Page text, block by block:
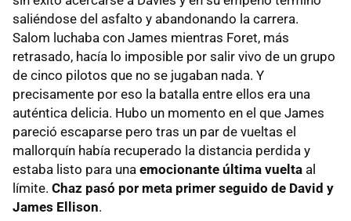
saliéndose del asfalto y abandonando la carrera.
Salom luchaba con James mientras Foret, más
retrasado, hacía lo imposible por salir vivo de un grupo
de cinco pilotos que no se jugaban nada. Y
precisamente por eso la batalla entre ellos era una
auténtica delicia. Hubo un momento en el que James
pareció escaparse pero tras un par de vueltas el
mallorquín había recuperado la distancia perdida y
estaba listo para una emocionante última vuelta al
límite. Chaz pasó por meta primer seguido de David y
James Ellison.